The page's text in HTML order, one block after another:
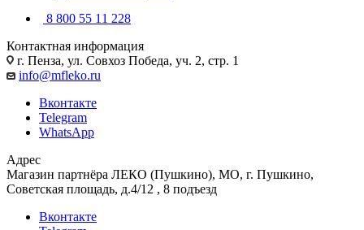
8 800 55 11 228
Контактная информация
г. Пенза, ул. Совхоз Победа, уч. 2, стр. 1
info@mfleko.ru
Вконтакте
Telegram
WhatsApp
Адрес
Магазин партнёра ЛЕКО (Пушкино), МО, г. Пушкино,
Советская площадь, д.4/12 , 8 подъезд
Вконтакте